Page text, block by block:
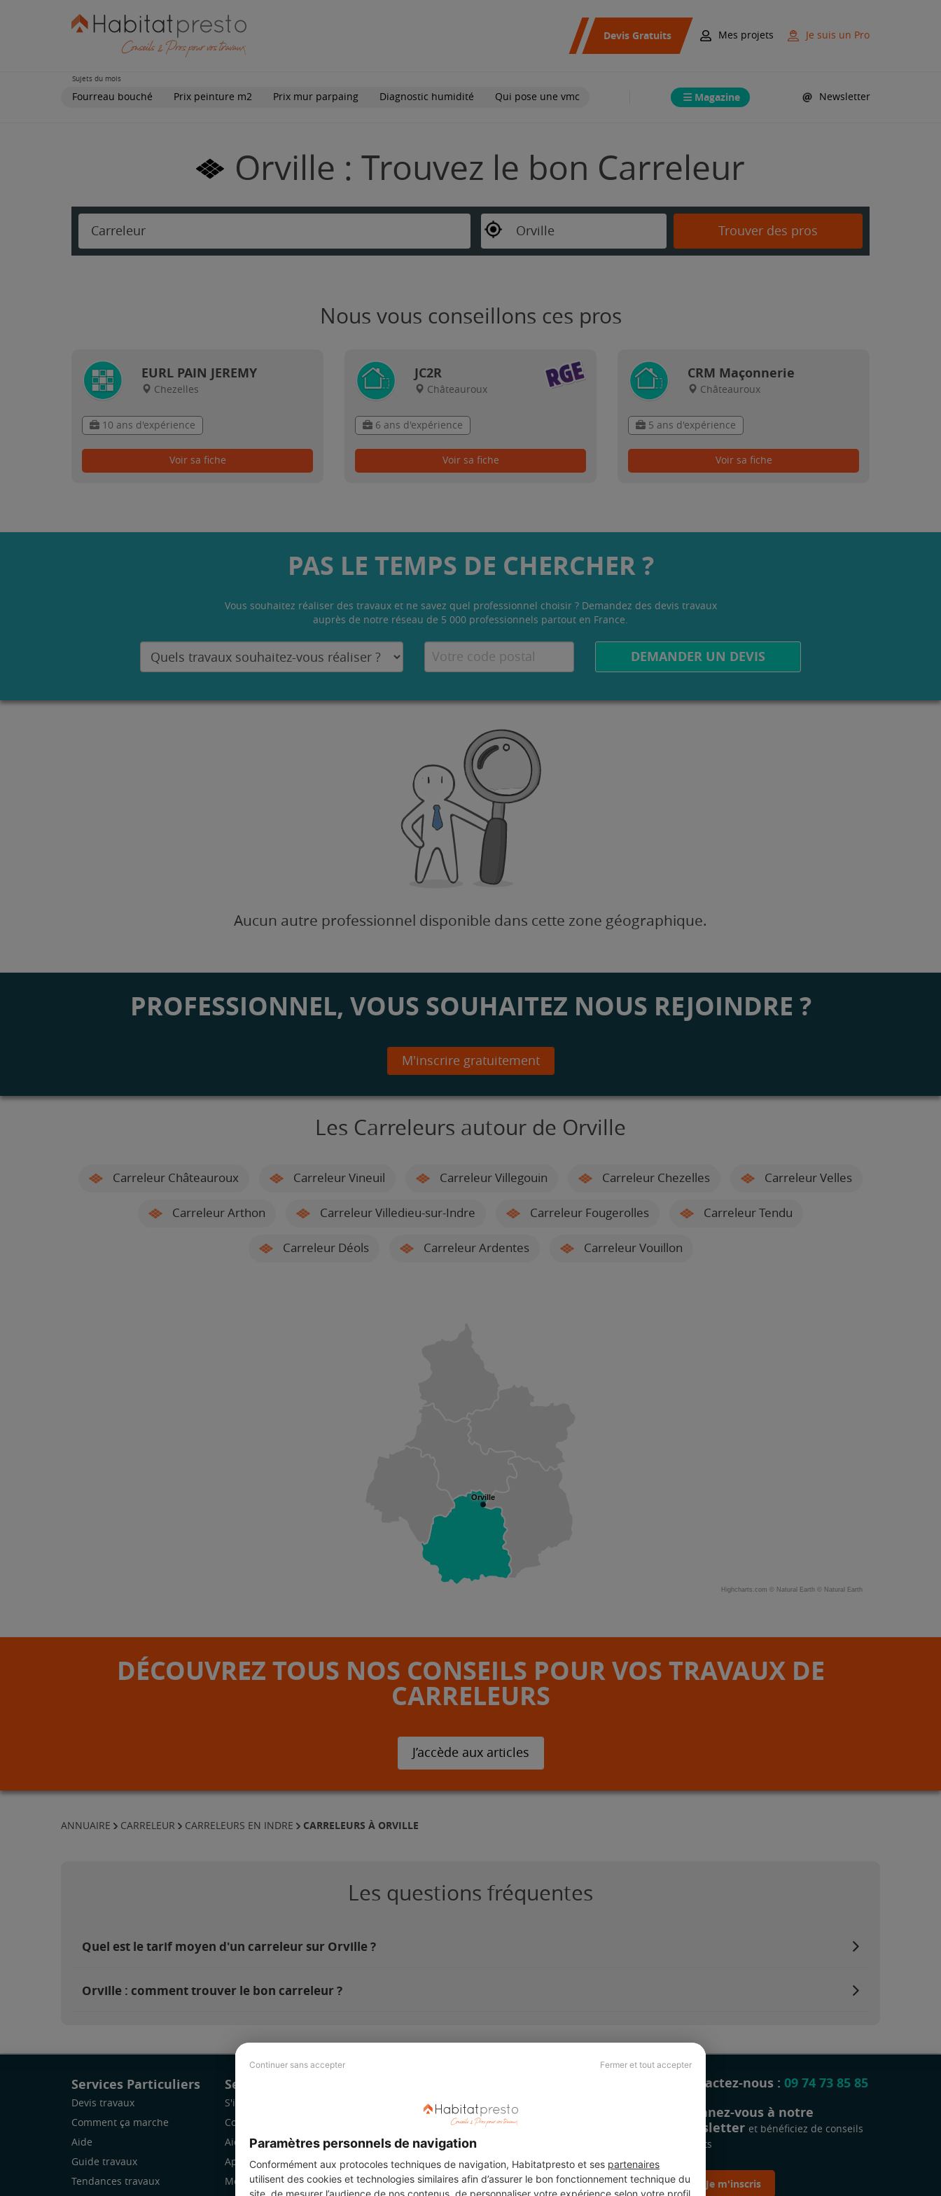
Continuer sans accepter Fermer et tout accepter
Paramètres personnels de navigation
Conformément aux protocoles techniques de navigation, Habitatpresto et ses partenaires
utilisent des cookies et technologies similaires afin d’assurer le bon fonctionnement technique du
site, de mesurer l’audience de nos contenus, de personnaliser votre expérience selon votre profil
Devis Gratuits Mes projets Je suis un Pro
Sujets du mois
Fourreau bouché Prix peinture m2 Prix mur parpaing Diagnostic humidité Qui pose une vmc Magazine Newsletter
Orville : Trouvez le bon Carreleur
Carreleur Orville Trouver des pros
Nous vous conseillons ces pros
EURL PAIN JEREMY
Chezelles
10 ans d'expérience
Voir sa fiche
JC2R
Châteauroux
6 ans d'expérience
Voir sa fiche
CRM Maçonnerie
Châteauroux
5 ans d'expérience
Voir sa fiche
PAS LE TEMPS DE CHERCHER ?
Vous souhaitez réaliser des travaux et ne savez quel professionnel choisir ? Demandez des devis travaux
auprès de notre réseau de 5 000 professionnels partout en France.
DEMANDER UN DEVIS
Aucun autre professionnel disponible dans cette zone géographique.
PROFESSIONNEL, VOUS SOUHAITEZ NOUS REJOINDRE ?
M'inscrire gratuitement
Les Carreleurs autour de Orville
Carreleur Châteauroux Carreleur Vineuil Carreleur Villegouin Carreleur Chezelles Carreleur Velles
Carreleur Arthon Carreleur Villedieu-sur-Indre Carreleur Fougerolles Carreleur Tendu
Carreleur Déols Carreleur Ardentes Carreleur Vouillon
Orville
Highcharts.com © Natural Earth © Natural Earth
DÉCOUVREZ TOUS NOS CONSEILS POUR VOS TRAVAUX DE
CARRELEURS
J’accède aux articles
ANNUAIRE CARRELEUR CARRELEURS EN INDRE CARRELEURS À ORVILLE
Les questions fréquentes
Quel est le tarif moyen d'un carreleur sur Orville ?
Orville : comment trouver le bon carreleur ?
Services Particuliers
Devis travaux
Comment ça marche
Aide
Guide travaux
Tendances travaux
Services Pro
S'inscrire
Comment ça marche
Aide
Application Mobile
Mon espace
Revue de presse
Légal
Charte cookies
Contactez-nous : 09 74 73 85 85
Abonnez-vous à notre
newsletter et bénéficiez de conseils
gratuits
Je m'inscris